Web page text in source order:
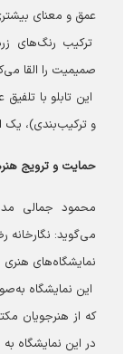
عمق و معنای
ترکیب رنگ‌های
صمیمیت را القا
این تابلو با
و ترکیب‌بندی)،
حمايت و ترويج
محمود جمالی
می‌گوید: نگارخانه
نمایشگاه‌های هنری
این نمایشگاه
که از هنرجویان
در این نمایشگاه